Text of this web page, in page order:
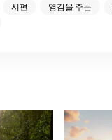
시편 영감을 주는